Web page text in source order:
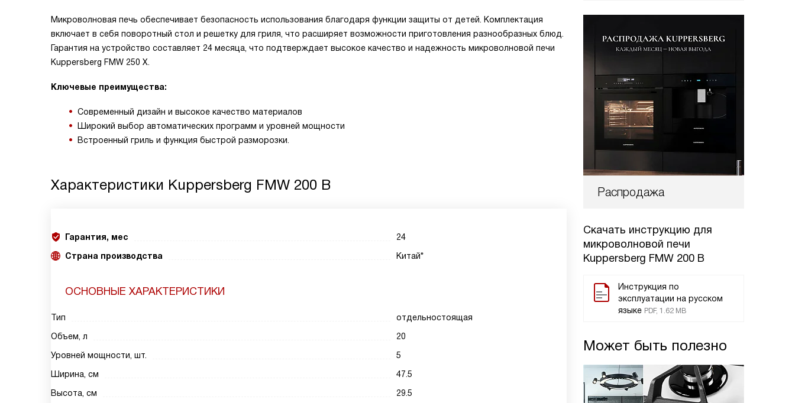
Распродажа
Скачать инструкцию для
микроволновой печи
Kuppersberg FMW 200 B
Инструкция по
эксплуатации на русском
языке PDF, 1.62 MB
Может быть полезно
Микроволновая печь обеспечивает безопасность использования благодаря функции защиты от детей. Комплектация
включает в себя поворотный стол и решетку для гриля, что расширяет возможности приготовления разнообразных блюд.
Гарантия на устройство составляет 24 месяца, что подтверждает высокое качество и надежность микроволновой печи
Kuppersberg FMW 250 X.
Ключевые преимущества:
Современный дизайн и высокое качество материалов
Широкий выбор автоматических программ и уровней мощности
Встроенный гриль и функция быстрой разморозки.
Характеристики Kuppersberg FMW 200 B
Гарантия, мес
24
Страна производства
Китай*
ОСНОВНЫЕ ХАРАКТЕРИСТИКИ
Тип
отдельностоящая
Объем, л
20
Уровней мощности, шт.
5
Ширина, см
47.5
Высота, см
29.5